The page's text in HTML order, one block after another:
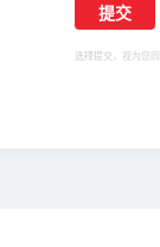
选择提交，视为您